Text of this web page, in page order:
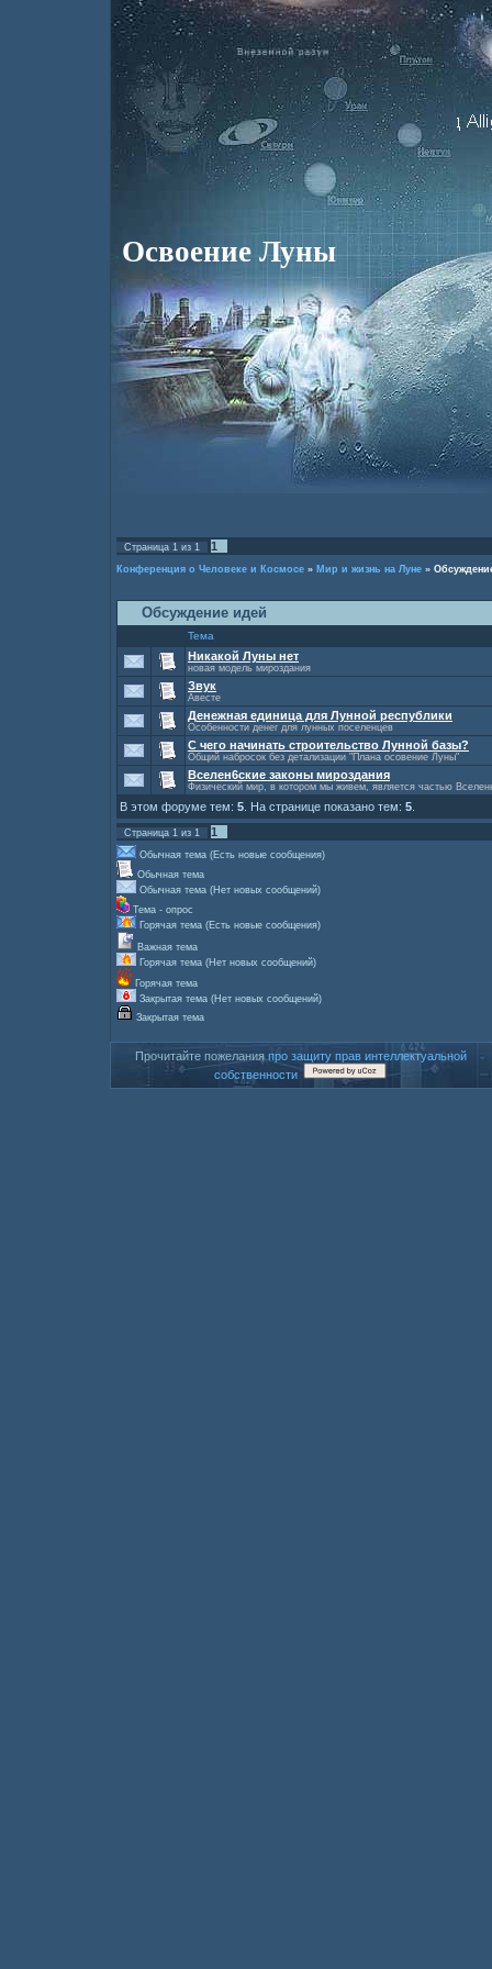
Освоение Луны
Страница 1 из 1 1
Конференция о Человеке и Космосе » Мир и жизнь на Луне »
Обсуждение идей
Тема
Никакой Луны нет
новая модель мироздания
Звук
Авесте
Денежная единица для Лунной республики
Особенности денег для лунных поселенцев
С чего начинать строительство Лунной базы?
Общий набросок без детализации "Плана осовение Луны"
Вселен6ские законы мироздания
Физический мир, в котором мы живем, является частью
В этом форуме тем: 5 . На странице показано тем: 5
Страница 1 из 1 1
Обычная тема (Есть новые сообщения)
Обычная тема
Обычная тема (Нет новых сообщений)
Тема - опрос
Горячая тема (Есть новые сообщения)
Важная тема
Горячая тема (Нет новых сообщений)
Горячая тема
Закрытая тема (Нет новых сообщений)
Закрытая тема
Прочитайте пожелания про защиту прав интеллектуальной
собственности